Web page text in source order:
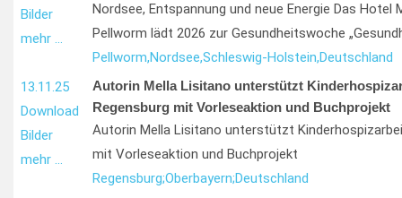
Bilder
mehr …
Nordsee, Entspannung und neue Energie Das Hotel
Pellworm lädt 2026 zur Gesundheitswoche
Pellworm,Nordsee,Schleswig-Holstein,Deutschland
13.11.25
Download
Bilder
mehr …
Autorin Mella Lisitano unterstützt
Regensburg mit Vorleseaktion und Buchprojekt
Autorin Mella Lisitano unterstützt
mit Vorleseaktion und Buchprojekt
Regensburg;Oberbayern;Deutschland